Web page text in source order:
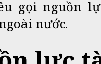
gọi nguồn
nước.